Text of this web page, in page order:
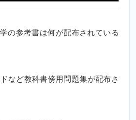
の参考書は何が配布されている
など教科書傍用問題集が配布さ